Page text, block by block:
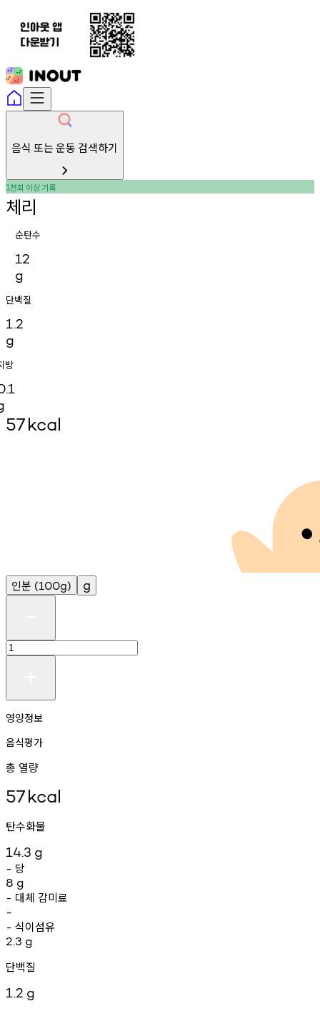
음식 또는 운동 검색하기
1천회 이상기록
체리
순탄수
12
g
단백질
1.2
g
방
57kcal
인분 (100g) g
영양정보
음식평가
총 열량
57kcal
탄수화물
14.3 g
- 당
8 g
- 대체 감미료
-
- 식이섬유
2.3 g
단백질
1.2 g